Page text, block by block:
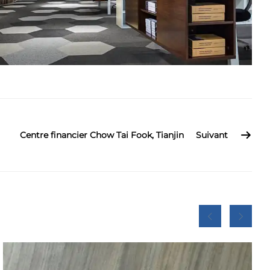
Centre financier Chow Tai Fook, Tianjin Suivant